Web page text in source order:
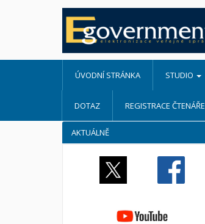
ÚVODNÍ STRÁNKA STUDIO
DOTAZ REGISTRACE ČTENÁŘE
AKTUÁLNĚ